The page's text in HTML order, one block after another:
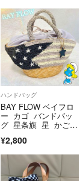
ハンドバッグ
BAY FLOW ベイフロ
ー カゴ バンドバッ
グ 星条旗 星 かごバ
¥2,800